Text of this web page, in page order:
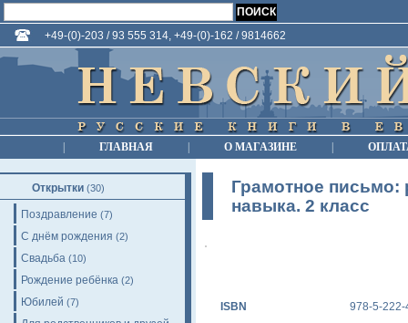
+49-(0)-203 / 93 555 314, +49-(0)-162 / 9814662
ГЛАВНАЯ О МАГАЗИНЕ
Открытки (30)
Поздравление (7)
С днём рождения (2)
Свадьба (10)
Рождение ребёнка (2)
Юбилей (7)
Грамотное письмо:
навыка. 2 класс
ISBN
978-5-